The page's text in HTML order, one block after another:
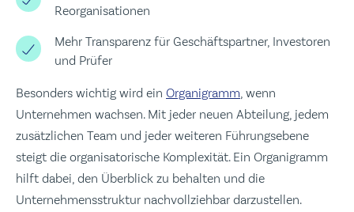
Reorganisationen
Mehr Transparenz für Geschäftspartner, Investoren
und Prüfer
Besonders wichtig wird ein Organigramm , wenn
Unternehmen wachsen. Mit jeder neuen Abteilung, jedem
zusätzlichen Team und jeder weiteren Führungsebene
steigt die organisatorische Komplexität. Ein Organigramm
hilft dabei, den Überblick zu behalten und die
Unternehmensstruktur nachvollziehbar darzustellen.